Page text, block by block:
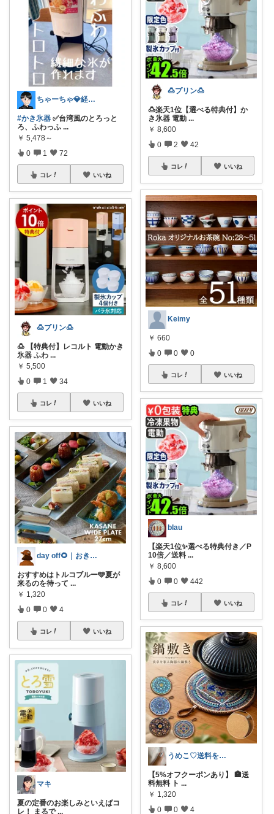
ちゃーちゃ💎経由購入に感謝です✨
#かき氷器 ✅台湾風のとろっと
ろ、ふわっふ ...
￥ 5,478～
0 1 72
コレ いいね
🍮プリン🍮
🍮 【特典付】レコルト 電動かき
氷器 ふわ ...
￥ 5,500
0 1 34
コレ いいね
day off🌻｜おきにいり
おすすめはトルコブルー🩵夏が
来るのを待って ...
￥ 1,320
0 0 4
コレ いいね
マキ
​夏の定番のお楽しみといえばコ
レ！ まるで ...
🍮プリン🍮
🍮楽天1位【選べる特典付】か
き氷器 電動 ...
￥ 8,600
0 2 42
コレ いいね
Keimy
￥ 660
0 0 0
コレ いいね
blau
【楽天1位✨選べる特典付き／P
10倍／送料 ...
￥ 8,600
0 0 442
コレ いいね
うめこ♡送料を気にせずお買い物♪
【5%オフクーポンあり】 🏣送
料無料 ト ...
￥ 1,320
0 0 4